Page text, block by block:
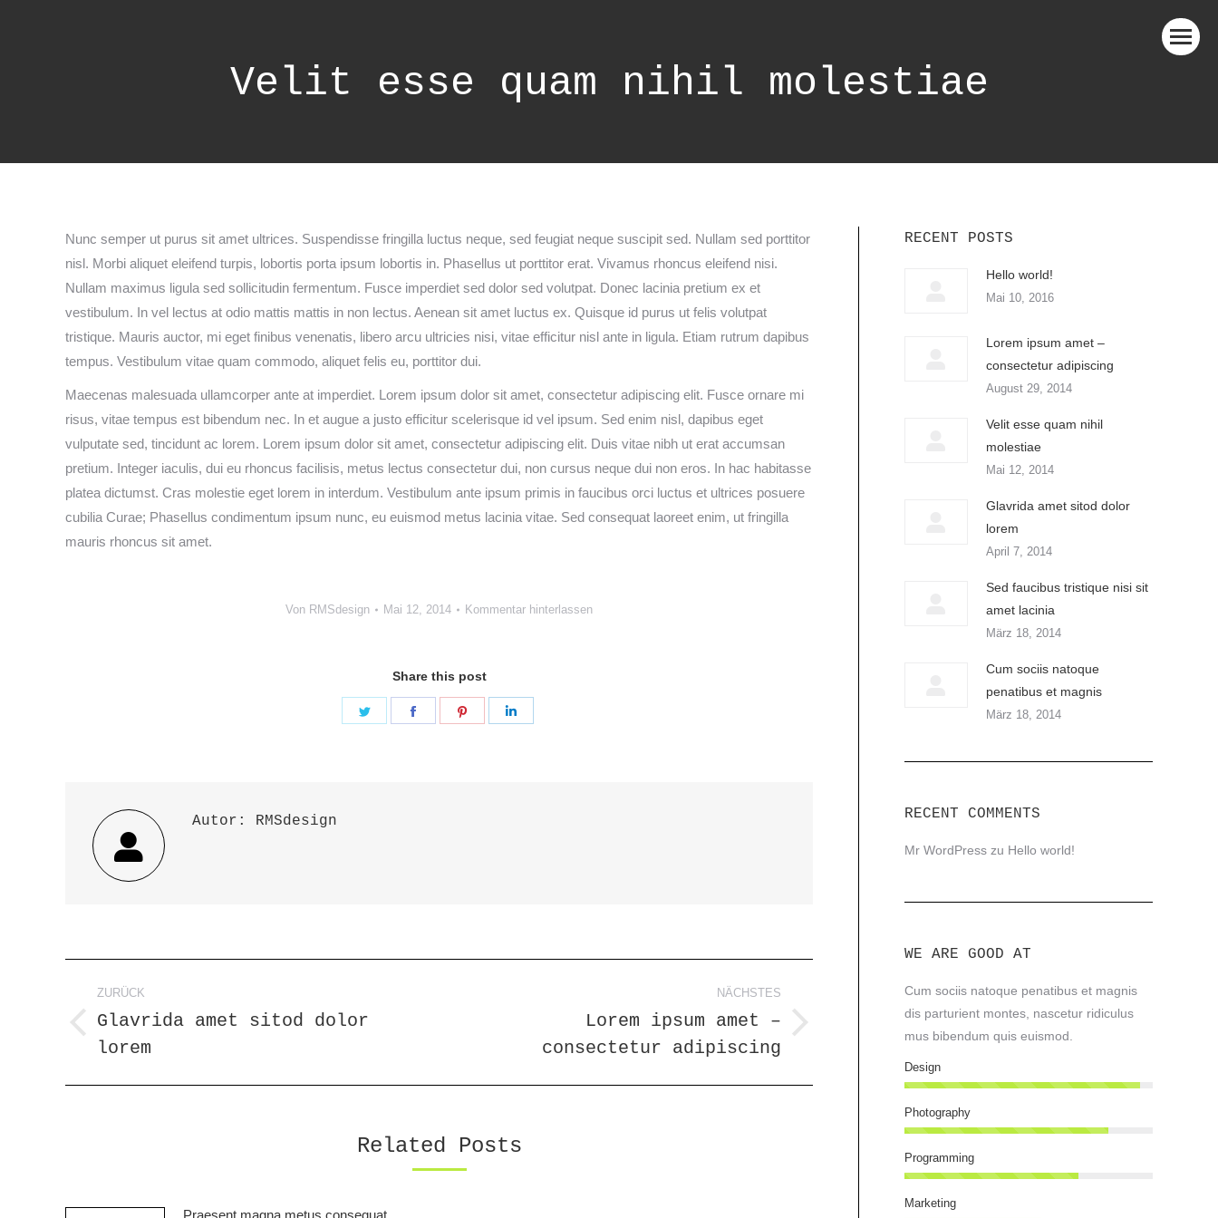
Velit esse quam nihil molestiae
Nunc semper ut purus sit amet ultrices. Suspendisse fringilla luctus neque, sed feugiat neque suscipit sed. Nullam sed porttitor
nisl. Morbi aliquet eleifend turpis, lobortis porta ipsum lobortis in. Phasellus ut porttitor erat. Vivamus rhoncus eleifend nisi.
Nullam maximus ligula sed sollicitudin fermentum. Fusce imperdiet sed dolor sed volutpat. Donec lacinia pretium ex et
vestibulum. In vel lectus at odio mattis mattis in non lectus. Aenean sit amet luctus ex. Quisque id purus ut felis volutpat
tristique. Mauris auctor, mi eget finibus venenatis, libero arcu ultricies nisi, vitae efficitur nisl ante in ligula. Etiam rutrum dapibus
tempus. Vestibulum vitae quam commodo, aliquet felis eu, porttitor dui.
Maecenas malesuada ullamcorper ante at imperdiet. Lorem ipsum dolor sit amet, consectetur adipiscing elit. Fusce ornare mi
risus, vitae tempus est bibendum nec. In et augue a justo efficitur scelerisque id vel ipsum. Sed enim nisl, dapibus eget
vulputate sed, tincidunt ac lorem. Lorem ipsum dolor sit amet, consectetur adipiscing elit. Duis vitae nibh ut erat accumsan
pretium. Integer iaculis, dui eu rhoncus facilisis, metus lectus consectetur dui, non cursus neque dui non eros. In hac habitasse
platea dictumst. Cras molestie eget lorem in interdum. Vestibulum ante ipsum primis in faucibus orci luctus et ultrices posuere
cubilia Curae; Phasellus condimentum ipsum nunc, eu euismod metus lacinia vitae. Sed consequat laoreet enim, ut fringilla
mauris rhoncus sit amet.
Von RMSdesign Mai 12, 2014 Kommentar hinterlassen
Share this post
Share
Share
Share
Autor: RMSdesign
Kommentarnavigation
ZURÜCK
Glavrida amet sitod dolor
lorem
NÄCHSTES
Lorem ipsum amet –
consectetur adipiscing
Related Posts
Praesent magna metus consequat
RECENT POSTS
Hello world!
Mai 10, 2016
Lorem ipsum amet –
consectetur adipiscing
August 29, 2014
Velit esse quam nihil
molestiae
Mai 12, 2014
Glavrida amet sitod dolor
lorem
April 7, 2014
Sed faucibus tristique nisi sit
amet lacinia
März 18, 2014
Cum sociis natoque
penatibus et magnis
März 18, 2014
RECENT COMMENTS
Mr WordPress zu Hello world!
WE ARE GOOD AT
Cum sociis natoque penatibus et magnis
dis parturient montes, nascetur ridiculus
mus bibendum quis euismod.
Design
Photography
Programming
Marketing